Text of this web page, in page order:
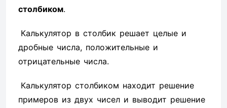
столбиком.
Калькулятор в столбик решает целые и
дробные числа, положительные и
отрицательные числа.
Калькулятор столбиком находит решение
примеров из двух чисел и выводит решение